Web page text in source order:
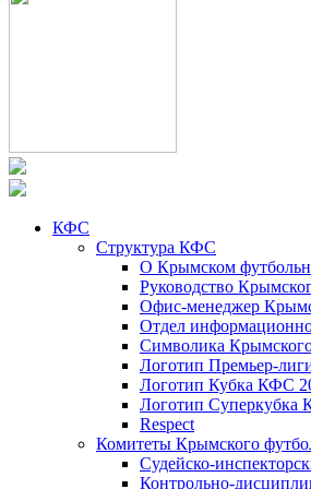
КФС
Структура КФС
О Крымском
Руководство
Офис-менеджер
Отдел
Символика
Логотип Премьер-
Логотип Кубка КФС
Логотип Суперкубка
Respect
Комитеты Крымского
Судейско-
Контрольно-